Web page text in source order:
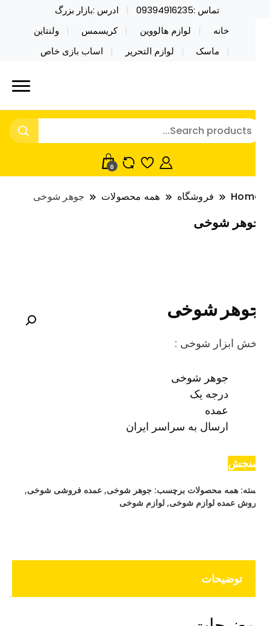
تماس :09394916235
ادرس :بازار بزرگ
خانه
لوازم هالووین کریسمس
ولنتاین
ماسک
لوازم التحریر اساب بازی خاص
تاین کادویی کریسمس اکسسوری
محصولات خاص فیجت اسباب بازی تراول ماگ نایکر
فروش عمده لوازم هالووین ولن تاین کادویی
اکسسوری ماسک در واردات مستقیم
0
فروشگاه همه محصولات جوهر شوخی
شوخی
شوخی
ابزار شوخی :
جوهر شوخی
درجه یک
عمده
ارسال به سراسر ایران
همه محصولات برچسب:جوهر شوخی,عمده فروشی شوخی,
عمده لوازم شوخی,لوازم شوخی
توضیحات